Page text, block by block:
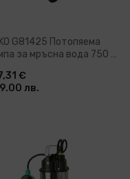
G81425 Потопяема
за мръсна вода 750 W
€
лв.